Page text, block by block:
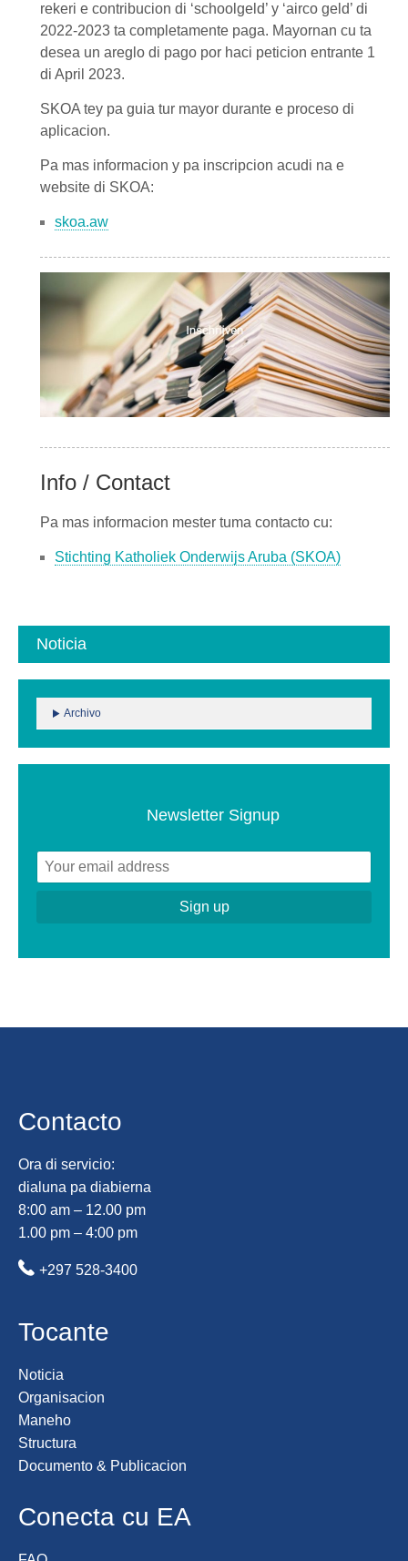
rekeri e contribucion di ‘schoolgeld’ y ‘airco geld’ di
2022-2023 ta completamente paga. Mayornan cu ta
desea un areglo di pago por haci peticion entrante 1
di April 2023.
SKOA tey pa guia tur mayor durante e proceso di
aplicacion.
Pa mas informacion y pa inscripcion acudi na e
website di SKOA:
skoa.aw
Info / Contact
Pa mas informacion mester tuma contacto cu:
Stichting Katholiek Onderwijs Aruba (SKOA)
Noticia
Archivo
Newsletter Signup
Contacto
Ora di servicio:
dialuna pa diabierna
8:00 am – 12.00 pm
1.00 pm – 4:00 pm
+297 528-3400
Tocante
Noticia
Organisacion
Maneho
Structura
Documento & Publicacion
Conecta cu EA